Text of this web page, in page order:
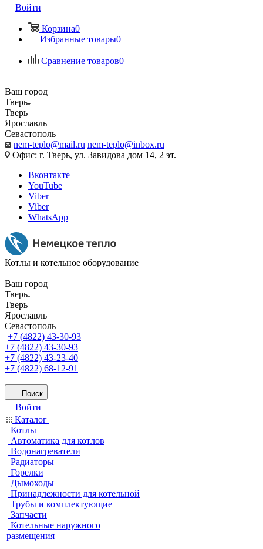
Войти
Корзина0
Избранные товары0
Сравнение товаров0
Ваш город
Тверь
Тверь
Ярославль
Севастополь
nem-teplo@mail.ru nem-teplo@inbox.ru
Офис: г. Тверь, ул. Завидова дом 14, 2 эт.
Вконтакте
YouTube
Viber
Viber
WhatsApp
Котлы и котельное оборудование
Ваш город
Тверь
Тверь
Ярославль
Севастополь
+7 (4822) 43-30-93
+7 (4822) 43-30-93
+7 (4822) 43-23-40
+7 (4822) 68-12-91
Поиск
Войти
Каталог
Котлы
Автоматика для котлов
Водонагреватели
Радиаторы
Горелки
Дымоходы
Принадлежности для котельной
Трубы и комплектующие
Запчасти
Котельные наружного
размещения